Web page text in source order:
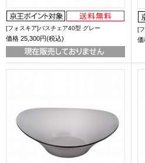
[フォスキア]バスチェア40型 グレー
価格 25,300円(税込)
[
価